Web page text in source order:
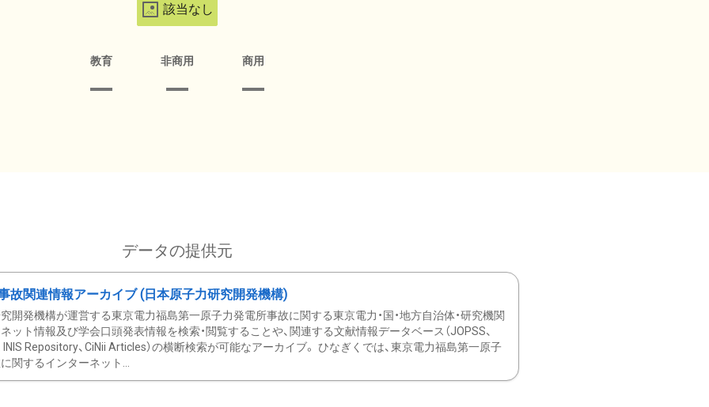
該当なし
教育 非商用 商用
データの提供元
故関連情報アーカイブ (日本原子力研究開発機構)
開発機構が運営する東京電力福島第一原子力発電所事故に関する東京電力・国・地方自治体・研究機関
ット情報及び学会口頭発表情報を検索・閲覧することや、関連する文献情報データベース（JOPSS、
INIS Repository、CiNii Articles）の横断検索が可能なアーカイブ。 ひなぎくでは、東京電力福島第一原子
関するインターネット...